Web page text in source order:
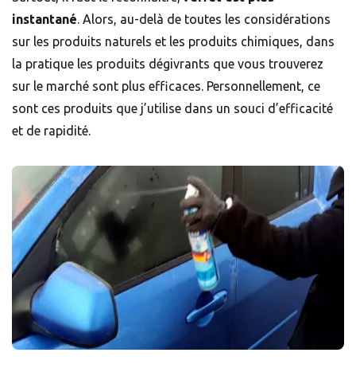
instantané. Alors, au-delà de toutes les considérations
sur les produits naturels et les produits chimiques, dans
la pratique les produits dégivrants que vous trouverez
sur le marché sont plus efficaces. Personnellement, ce
sont ces produits que j’utilise dans un souci d’efficacité
et de rapidité.